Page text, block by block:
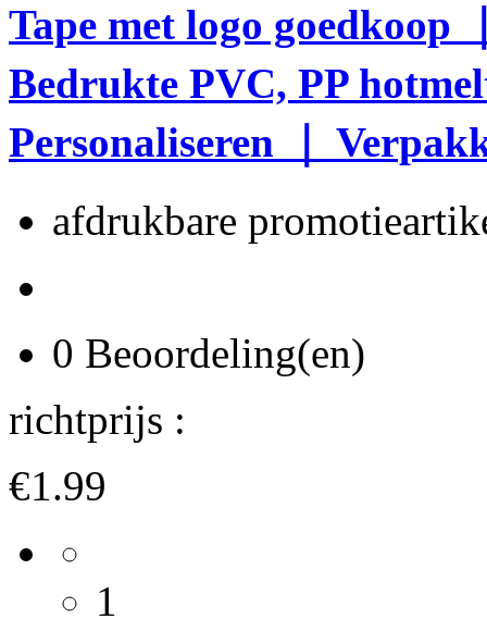
Tape met logo goedkoop
Bedrukte PVC, PP
Personaliseren ｜
afdrukbare
0 Beoordeling(en)
richtprijs :
€1.99
1